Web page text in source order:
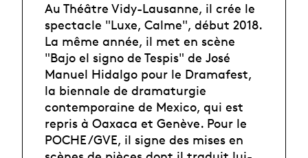
Au Théâtre Vidy-Lausanne, il crée le
spectacle "Luxe, Calme", début 2018.
La même année, il met en scène
"Bajo el signo de Tespis" de José
Manuel Hidalgo pour le Dramafest,
la biennale de dramaturgie
contemporaine de Mexico, qui est
repris à Oaxaca et Genève. Pour le
POCHE /GVE, il signe des mises en